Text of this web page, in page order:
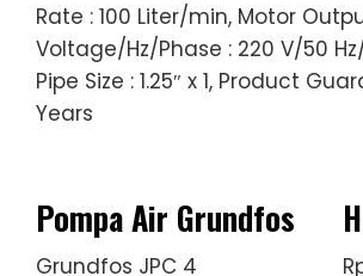
Rate : 100 Liter/min, Motor
Voltage/Hz/Phase : 220 V/50
Pipe Size : 1.25″ x 1, Product
Years
Pompa Air Grundfos
Grundfos JPC 4